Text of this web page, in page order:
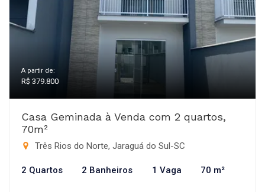
A partir de:
R$ 379.800
Casa Geminada à Venda com 2 quartos,
70m²
Três Rios do Norte, Jaraguá do Sul-SC
2 Quartos 2 Banheiros 1 Vaga 70 m²